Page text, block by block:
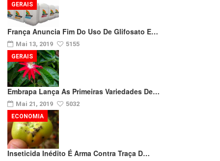
França Anuncia Fim Do Uso De Glifosato E…
Mai 13, 2019 5155
GERAIS
Embrapa Lança As Primeiras Variedades De…
Mai 21, 2019 5032
GERAIS
Inseticida Inédito É Arma Contra Traça D…
ECONOMIA